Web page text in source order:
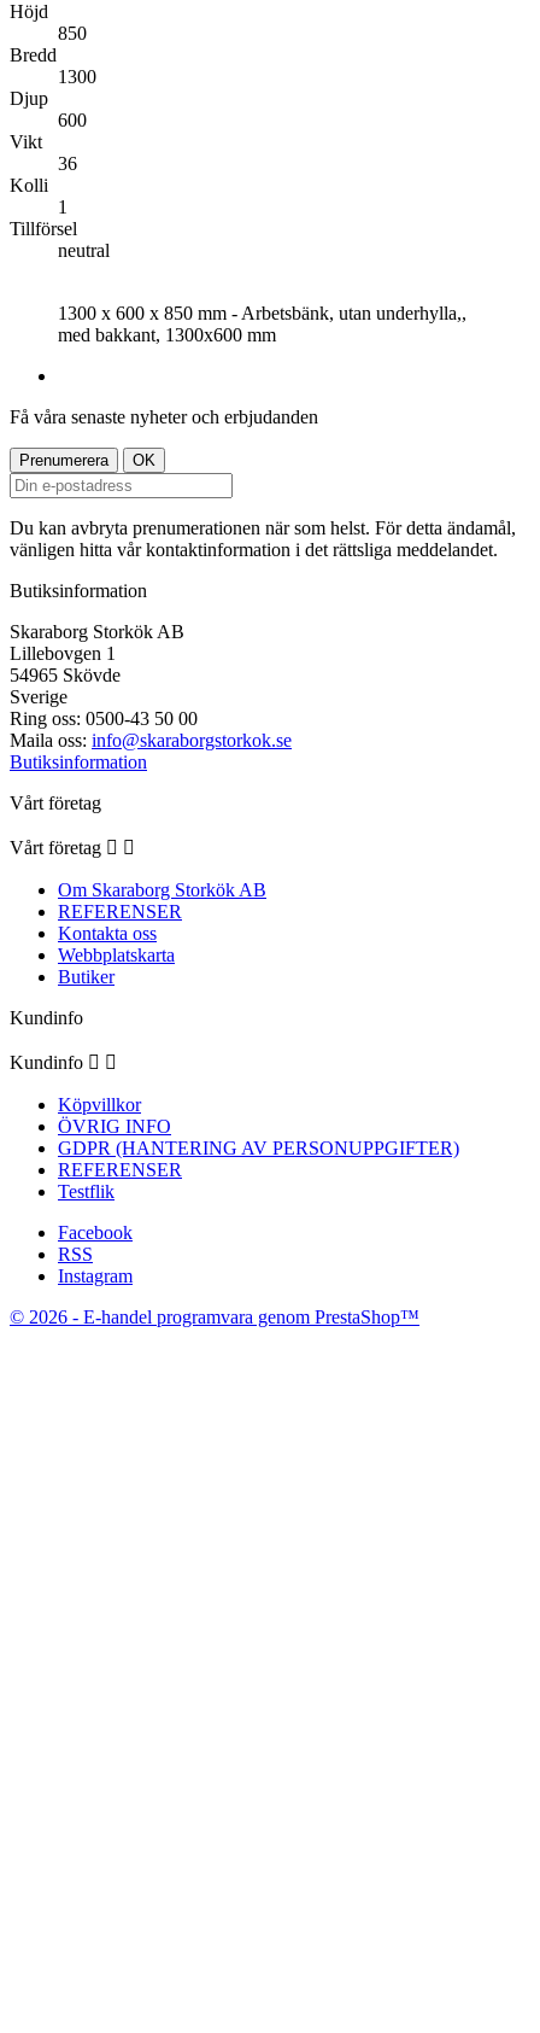
Höjd
850
Bredd
1300
Djup
600
Vikt
36
Kolli
1
Tillförsel
neutral
1300 x 600 x 850 mm - Arbetsbänk, utan underhylla,,
med bakkant, 1300x600 mm
Få våra senaste nyheter och erbjudanden
Du kan avbryta prenumerationen när som helst. För detta ändamål,
vänligen hitta vår kontaktinformation i det rättsliga meddelandet.
Butiksinformation
Skaraborg Storkök AB
Lillebovgen 1
54965 Skövde
Sverige
Ring oss: 0500-43 50 00
Maila oss: info@skaraborgstorkok.se
Butiksinformation
Vårt företag
Vårt företag  
Om Skaraborg Storkök AB
REFERENSER
Kontakta oss
Webbplatskarta
Butiker
Kundinfo
Kundinfo  
Köpvillkor
ÖVRIG INFO
GDPR (HANTERING AV PERSONUPPGIFTER)
REFERENSER
Testflik
Facebook
RSS
Instagram
© 2026 - E-handel programvara genom PrestaShop™